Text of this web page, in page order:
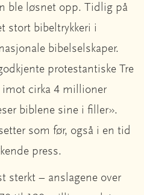
ble løsnet opp. Tidlig på
stort bibeltrykkeri i
bibelselskaper.
protestantiske Tre
imot cirka 4 millioner
biblene sine i filler».
som før, også i en tid
press.
sterkt – anslagene over